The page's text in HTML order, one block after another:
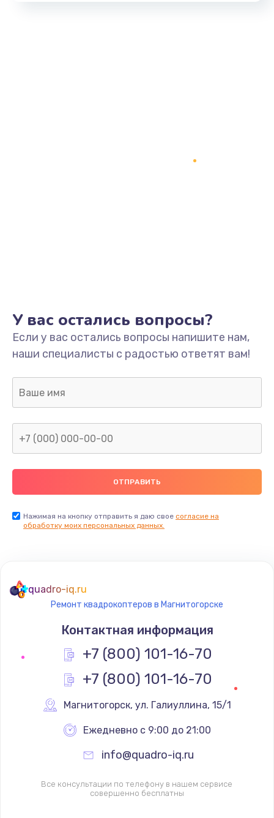
У вас остались вопросы?
Если у вас остались вопросы напишите нам,
наши специалисты с радостью ответят вам!
Нажимая на кнопку отправить я даю свое согласие на
обработку моих персональных данных.
quadro-iq.ru
Ремонт квадрокоптеров в Магнитогорске
Контактная информация
+7 (800) 101-16-70
+7 (800) 101-16-70
Магнитогорск, ул. Галиуллина, 15/1
Ежедневно с 9:00 до 21:00
info@quadro-iq.ru
Все консультации по телефону в нашем сервисе
совершенно бесплатны